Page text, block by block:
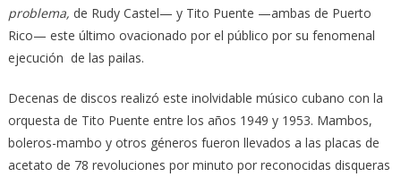
problema, de Rudy Castel— y Tito Puente —ambas de Puerto
Rico— este último ovacionado por el público por su fenomenal
ejecución de las pailas.
Decenas de discos realizó este inolvidable músico cubano con la
orquesta de Tito Puente entre los años 1949 y 1953. Mambos,
boleros-mambo y otros géneros fueron llevados a las placas de
acetato de 78 revoluciones por minuto por reconocidas disqueras